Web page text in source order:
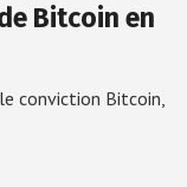
Bitcoin en
conviction Bitcoin,